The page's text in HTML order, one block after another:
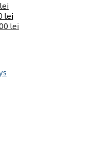
lei
lei
lei